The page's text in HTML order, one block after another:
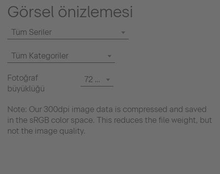
Görsel önizlemesi
Tüm Seriler
Tüm Kategoriler
Fotoğraf
büyüklüğü
72 dpi
Note: Our 300dpi image data is compressed and saved
in the sRGB color space. This reduces the file weight, but
not the image quality.